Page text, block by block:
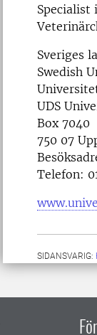
Specialist
Sveriges
Swedish
UDS
Box 7040
750 07
Telefon:
SIDANSVARIG: